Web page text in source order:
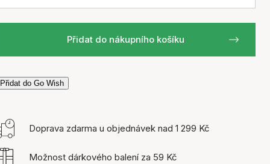
Přidat do nákupního košíku
Přidat do Go Wish
Doprava zdarma u objednávek nad 1 299 Kč
Možnost dárkového balení za 59 Kč